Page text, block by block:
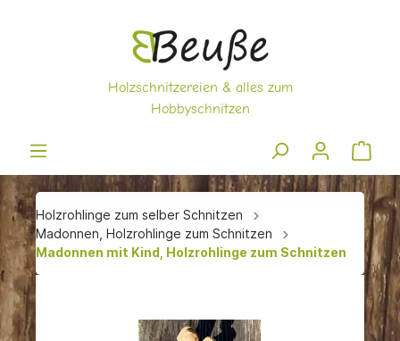
Holzrohlinge zum selber Schnitzen
Madonnen, Holzrohlinge zum Schnitzen
Madonnen mit Kind, Holzrohlinge zum Schnitzen